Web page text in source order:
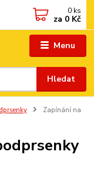
Menu
Hledat
0 ks
za 0 Kč
Zapínání na